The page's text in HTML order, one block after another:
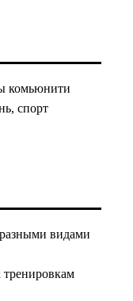
комьюнити
спорт
видами